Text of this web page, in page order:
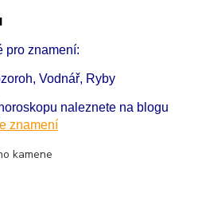
pro znamení:
Vodnář, Ryby
naleznete na blogu
znamení